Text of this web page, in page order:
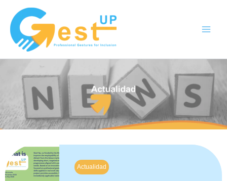
contenido
Actualidad